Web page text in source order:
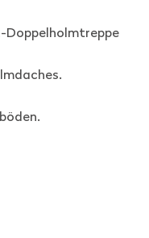
Doppelholmtreppe